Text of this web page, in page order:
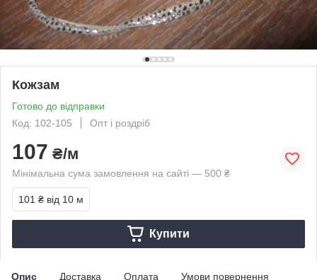
Кожзам
Готово до відправки
Код: 102-105
Опт і роздріб
107 ₴/м
Мінімальна сума замовлення на сайті — 500 ₴
101 ₴ від 10 м
Купити
Опис Доставка Оплата Умови повернення